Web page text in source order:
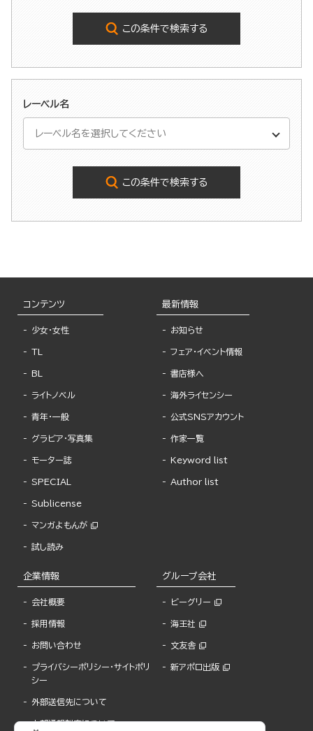
この条件で検索する
レーベル名
この条件で検索する
コンテンツ
少女・女性
TL
BL
ライトノベル
青年・一般
グラビア・写真集
モーター誌
SPECIAL
Sublicense
マンガよもんが
試し読み
最新情報
お知らせ
フェア・イベント情報
書店様へ
海外ライセンシー
公式SNSアカウント
作家一覧
Keyword list
Author list
企業情報
会社概要
採用情報
お問い合わせ
プライバシーポリシー・サイトポリ
シー
外部送信先について
内部通報制度について
グループ会社
ビーグリー
海王社
文友舎
新アポロ出版